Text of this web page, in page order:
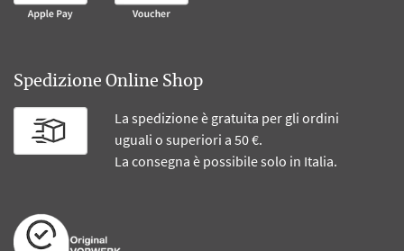
Spedizione Online Shop
La spedizione è gratuita per gli ordini
uguali o superiori a 50 €.
La consegna è possibile solo in Italia.